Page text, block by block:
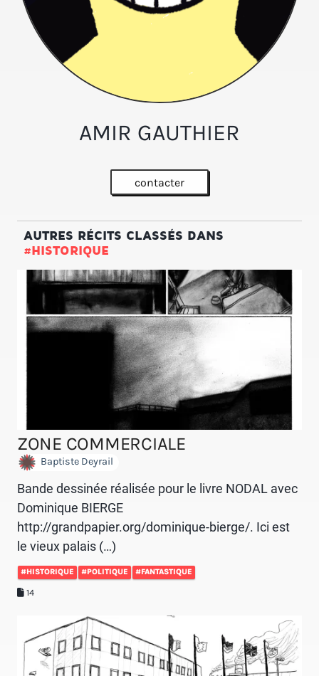
AMIR GAUTHIER
contacter
AUTRES RÉCITS CLASSÉS DANS
#HISTORIQUE
ZONE COMMERCIALE
Baptiste Deyrail
Bande dessinée réalisée pour le livre NODAL avec
Dominique BIERGE
http://grandpapier.org/dominique-bierge/. Ici est
le vieux palais (…)
#HISTORIQUE #POLITIQUE #FANTASTIQUE
14